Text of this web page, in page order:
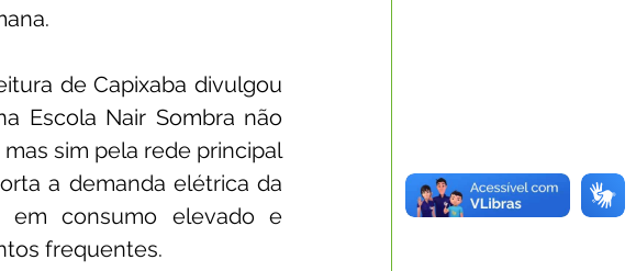
de Capixaba divulgou
Escola Nair Sombra não
sim pela rede principal
a demanda elétrica da
em consumo elevado e
frequentes.